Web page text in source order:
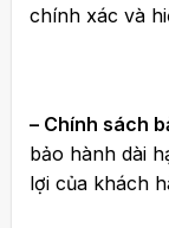
chính xác và
– Chính sách
bảo hành dài
lợi của khách